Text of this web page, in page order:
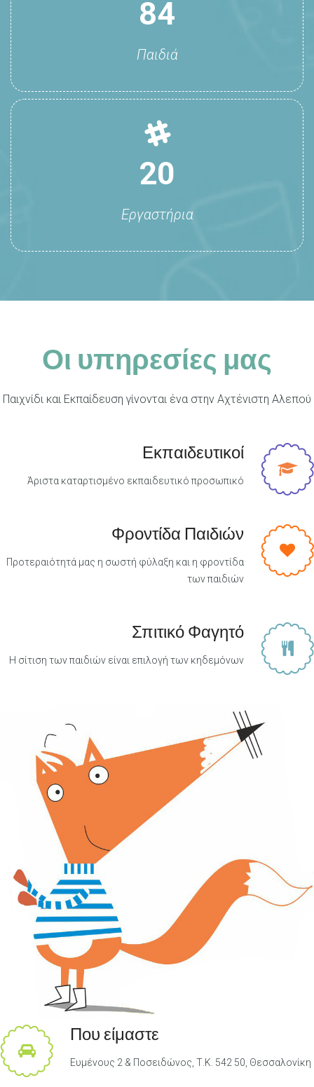
84
Παιδιά
20
Εργαστήρια
Οι υπηρεσίες μας
Παιχνίδι και Εκπαίδευση γίνονται ένα στην Αχτένιστη Αλεπού
Εκπαιδευτικοί
Άριστα καταρτισμένο εκπαιδευτικό προσωπικό
Φροντίδα Παιδιών
Προτεραιότητά μας η σωστή φύλαξη και η φροντίδα
των παιδιών
Σπιτικό Φαγητό
Η σίτιση των παιδιών είναι επιλογή των κηδεμόνων
Που είμαστε
Ευμένους 2 & Ποσειδώνος, Τ.Κ. 542 50, Θεσσαλονίκη